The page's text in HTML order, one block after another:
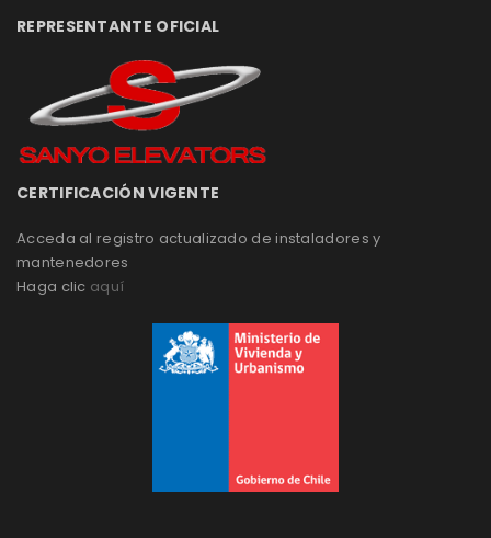
REPRESENTANTE OFICIAL
CERTIFICACIÓN VIGENTE
Acceda al registro actualizado de instaladores y
mantenedores
Haga clic aquí